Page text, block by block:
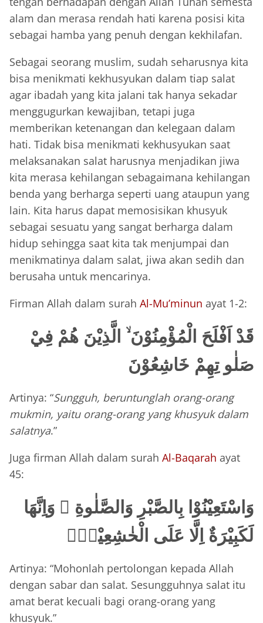
alam dan merasa rendah hati karena posisi kita
sebagai hamba yang penuh dengan kekhilafan.
Sebagai seorang muslim, sudah seharusnya kita
bisa menikmati kekhusyukan dalam tiap salat
agar ibadah yang kita jalani tak hanya sekadar
menggugurkan kewajiban, tetapi juga
memberikan ketenangan dan kelegaan dalam
hati. Tidak bisa menikmati kekhusyukan saat
melaksanakan salat harusnya menjadikan jiwa
kita merasa kehilangan sebagaimana kehilangan
benda yang berharga seperti uang ataupun yang
lain. Kita harus dapat memosisikan khusyuk
sebagai sesuatu yang sangat berharga dalam
hidup sehingga saat kita tak menjumpai dan
menikmatinya dalam salat, jiwa akan sedih dan
berusaha untuk mencarinya.
Firman Allah dalam surah Al-Mu’minun ayat 1-2:
قَدْ اَفْلَحَ الْمُؤْمِنُوْنَ ۙ الَّذِيْنَ هُمْ فِيْ
صَلٰو تِهِمْ خَاشِعُوْنَ
Artinya: “Sungguh, beruntunglah orang-orang
mukmin, yaitu orang-orang yang khusyuk dalam
salatnya.”
Juga firman Allah dalam surah Al-Baqarah ayat
45:
وَاسْتَعِيْنُوْا بِالصَّبْرِ وَالصَّلٰوةِ ۗ وَاِنَّهَا
لَكَبِيْرَةٌ اِلَّا عَلَى الْخٰشِعِيْنَۙ
Artinya: “Mohonlah pertolongan kepada Allah
dengan sabar dan salat. Sesungguhnya salat itu
amat berat kecuali bagi orang-orang yang
khusyuk.”